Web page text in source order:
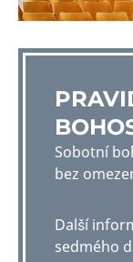
Sobotní
bez
Další
sedmého